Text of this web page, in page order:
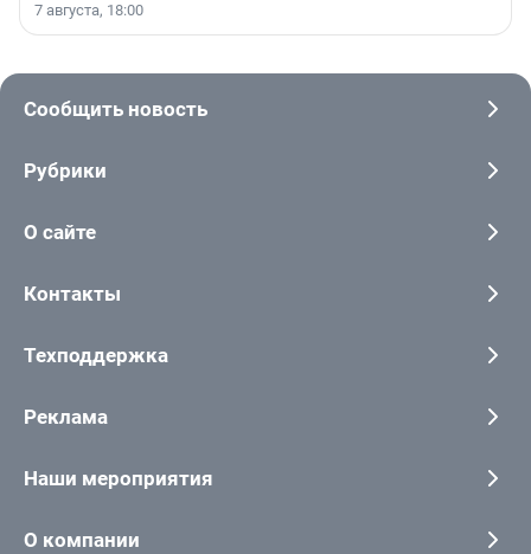
7 августа, 18:00
Сообщить новость
Рубрики
О сайте
Контакты
Техподдержка
Реклама
Наши мероприятия
О компании